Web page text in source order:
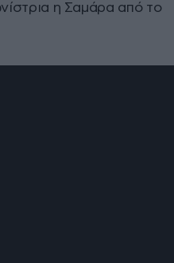
η Σαμάρα από το